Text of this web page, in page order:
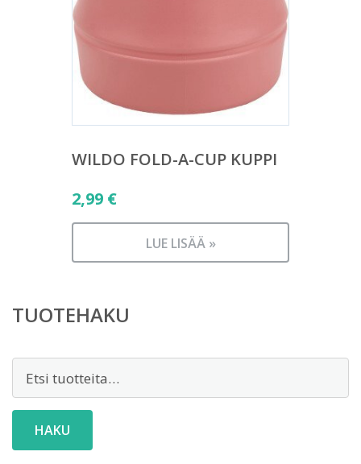
WILDO FOLD-A-CUP KUPPI
2,99 €
LUE LISÄÄ »
TUOTEHAKU
HAKU